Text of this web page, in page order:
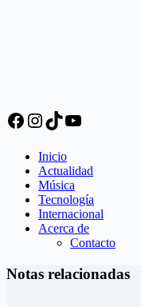
Facebook
Instagram
TikTok
YouTube
Inicio
Actualidad
Música
Tecnología
Internacional
Acerca de
Contacto
Notas relacionadas